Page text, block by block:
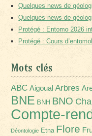
Quelques news de
Quelques news de
Protégé : Entomo 2026
Protégé : Cours
Mots clés
ABC Aigoual Arbres
BNE BNH BNO
Compte-
Déontologie Etna Flore